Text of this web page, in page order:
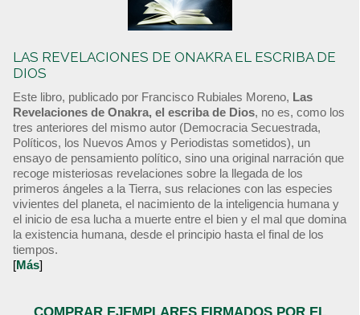
LAS REVELACIONES DE ONAKRA EL ESCRIBA DE
DIOS
Este libro, publicado por Francisco Rubiales Moreno, Las
Revelaciones de Onakra, el escriba de Dios, no es, como los
tres anteriores del mismo autor (Democracia Secuestrada,
Políticos, los Nuevos Amos y Periodistas sometidos), un
ensayo de pensamiento político, sino una original narración que
recoge misteriosas revelaciones sobre la llegada de los
primeros ángeles a la Tierra, sus relaciones con las especies
vivientes del planeta, el nacimiento de la inteligencia humana y
el inicio de esa lucha a muerte entre el bien y el mal que domina
la existencia humana, desde el principio hasta el final de los
tiempos.
[Más]